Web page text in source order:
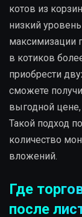
котов из
низкий
максимизации
в котиков
приобрести
сможете
выгодной
Такой подход
количество
вложений.
Где
после